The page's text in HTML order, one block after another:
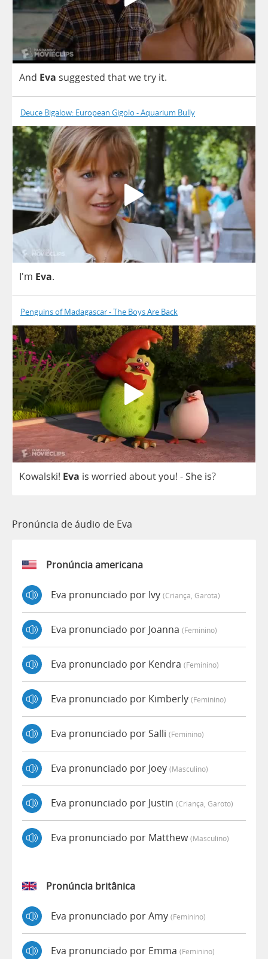
And Eva suggested thatwetry it.
Deuce Bigalow: European Gigolo - Aquarium Bully
I'm Eva.
Penguins of Madagascar - The Boys Are Back
Kowalski! Eva is worried aboutyou! - She is?
Pronúncia de áudio de Eva
Pronúncia americana
Eva pronunciado por Ivy (criança, Garota)
Eva pronunciado por Joanna (feminino)
Eva pronunciado por Kendra (feminino)
Eva pronunciado por Kimberly (feminino)
Eva pronunciado por Salli (feminino)
Eva pronunciado por Joey (masculino)
Eva pronunciado por Justin (criança, Garoto)
Eva pronunciado por Matthew(masculino)
Pronúncia britânica
Eva pronunciado por Amy (feminino)
Eva pronunciado por Emma (feminino)